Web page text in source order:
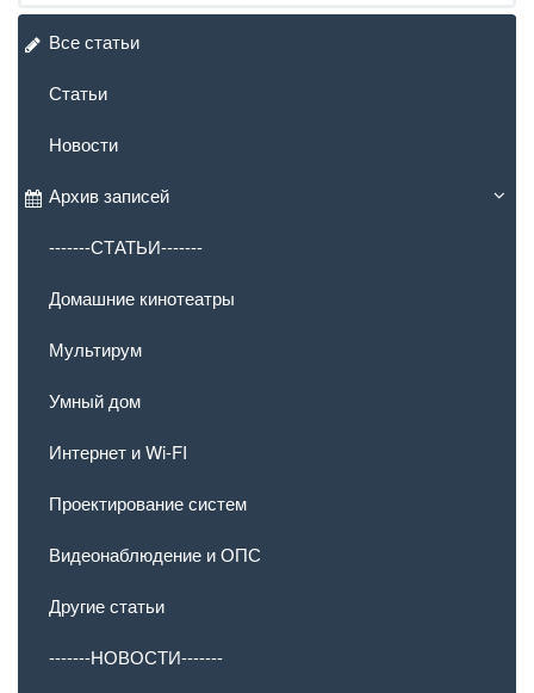
Все статьи
Статьи
Новости
Архив записей
-------СТАТЬИ-------
Домашние кинотеатры
Мультирум
Умный дом
Интернет и Wi-FI
Проектирование систем
Видеонаблюдение и ОПС
Другие статьи
-------НОВОСТИ-------